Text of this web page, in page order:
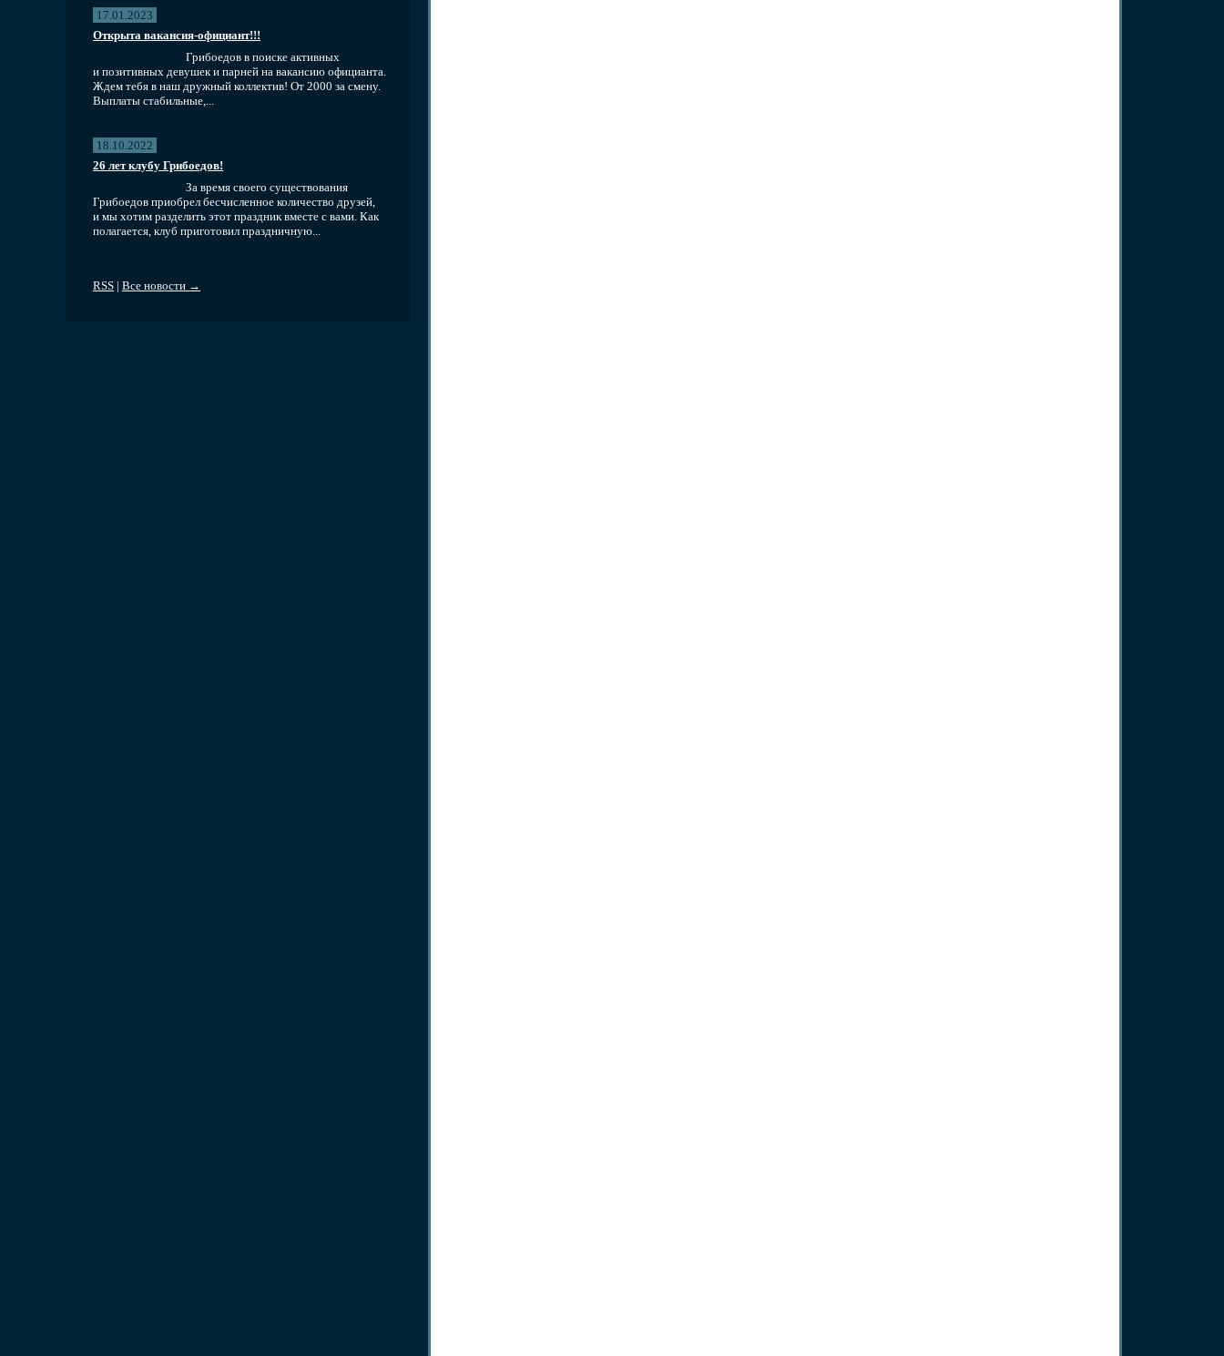
17.01.2023
Открыта вакансия-официант!!!
Грибоедов в поиске активных
и позитивных девушек и парней на вакансию официанта.
Ждем тебя в наш дружный коллектив! От 2000 за смену.
Выплаты стабильные,...
18.10.2022
26 лет клубу Грибоедов!
За время своего существования
Грибоедов приобрел бесчисленное количество друзей,
и мы хотим разделить этот праздник вместе с вами. Как
полагается, клуб приготовил праздничную...
RSS | Все новости →